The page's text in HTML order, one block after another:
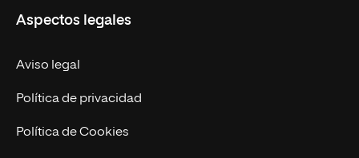
Trabaja en UNIR
Actualidad
Contacto
Aspectos legales
Aviso legal
Política de privacidad
Política de Cookies